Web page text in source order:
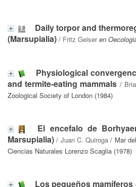
Daily torpor and
(Marsupialia) / Fritz Geiser en
Physiological
and termite-eating mammals /
Zoological Society of London (1984)
El encefalo de
Marsupialia) / Juan C. Quiroga / Mar
Ciencias Naturales Lorenzo Scaglia (1978)
Los pequeños mamíferos